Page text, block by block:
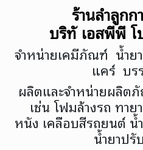
ร้านลำลูก
บริษัท เอสพีพี
จำหน่ายเคมีภัณฑ์ น้ำย
แคร์ บ
ผลิตและจำหน่ายผลิต
เช่น โฟมล้างรถ ทาย
หนัง เคลือบสีรถยนต์ น้
น้ำยาปรั